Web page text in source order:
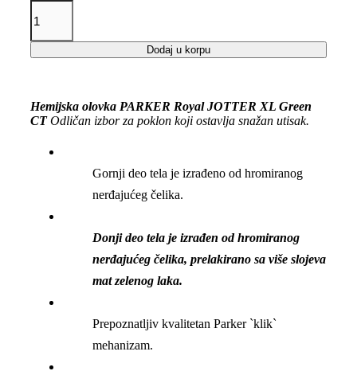
Dodaj u korpu
Hemijska olovka PARKER Royal JOTTER XL Green
CTOdličan izbor za poklon koji ostavlja snažan utisak.
Gornji deo tela je izrađeno od hromiranog
nerđajućeg čelika.
Donji deo tela je izrađen od hromiranog
nerđajućeg čelika, prelakirano sa više slojeva
mat zelenog laka.
Prepoznatljiv kvalitetan Parker `klik`
mehanizam.